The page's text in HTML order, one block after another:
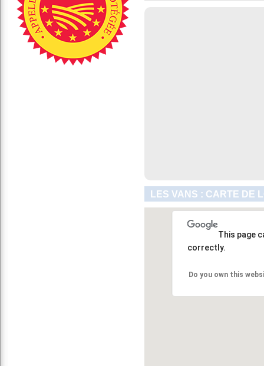
LES VANS : CARTE DE
This page
correctly.
Do you own this